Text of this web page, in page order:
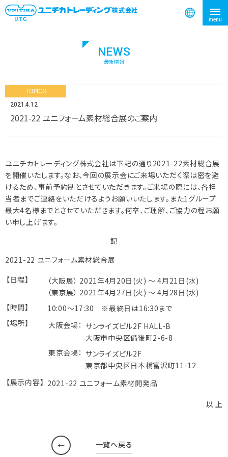
NEWS
最新情報
TOPICS
2021.4.12
2021-22 ユニフォーム素材総合展のご案内
ユニチカトレーディング株式会社は下記の通り2021-22素材総合展
を開催いたします。なお、今回の展示会にご来場いただく際は密を避
けるため、事前予約制とさせていただきます。ご来場の際には、各担
当者までご連絡をいただけるようお願いいたします。また1グループ
最大4名様までとさせていただきます。何卒、ご理解、ご協力の程お願
い申し上げます。
記
2021-22 ユニフォーム素材総合展
【日程】
（大阪展） 2021年4月20日(火) ～ 4月21日(水)
（東京展） 2021年4月27日(火) ～ 4月28日(水)
【時間】
10:00～17:30 ※最終日は16:30まで
【場所】
大阪会場： サンライズビル2F HALL-B
大阪市中央区備後町2-6-8
東京会場： サンライズビル2F
東京都中央区日本橋富沢町11-12
【展示内容】 2021-22 ユニフォーム素材開発品
以 上
一覧へ戻る